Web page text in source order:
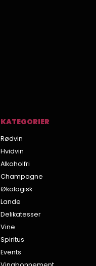
KATEGORIER
Rødvin
Hvidvin
Alkoholfri
Champagne
Økologisk
Lande
Delikatesser
Vine
Spiritus
Events